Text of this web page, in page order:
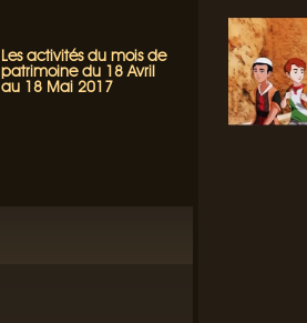
Les activités du mois de
patrimoine du 18 Avril
au 18 Mai 2017